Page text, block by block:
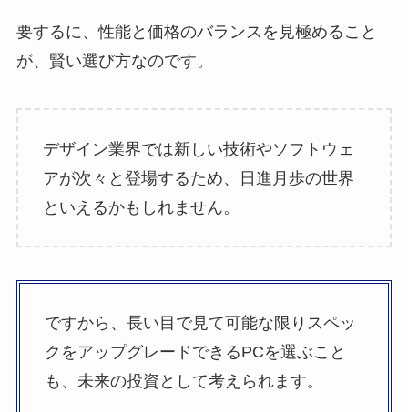
要するに、性能と価格のバランスを見極めること
が、賢い選び方なのです。
デザイン業界では新しい技術やソフトウェ
アが次々と登場するため、日進月歩の世界
といえるかもしれません。
ですから、長い目で見て可能な限りスペッ
クをアップグレードできるPCを選ぶこと
も、未来の投資として考えられます。